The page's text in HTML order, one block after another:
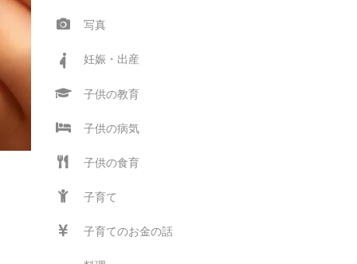
写真
妊娠・出産
子供の教育
子供の病気
子供の食育
子育て
子育てのお金の話